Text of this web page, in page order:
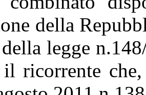
della
legge
il ricorrente